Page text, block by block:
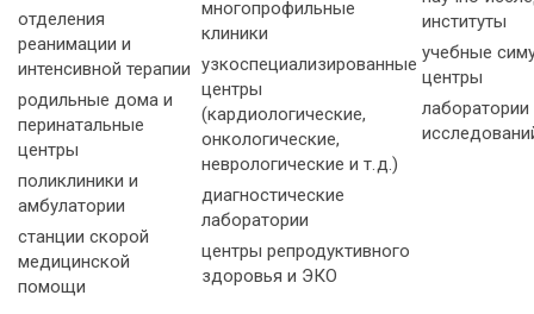
отделения
реанимации и
интенсивной терапии
родильные дома и
перинатальные
центры
поликлиники и
амбулатории
станции скорой
медицинской
помощи
многопрофильные
клиники
узкоспециализированные
центры
(кардиологические,
онкологические,
неврологические и т. д.)
диагностические
лаборатории
центры репродуктивного
здоровья и ЭКО
институты
учебные
центры
лаборатории